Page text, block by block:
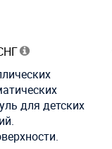
для детских